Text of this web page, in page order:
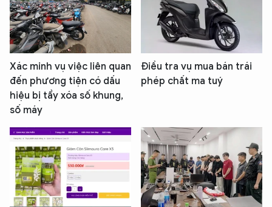
Xác minh vụ việc liên quan
đến phương tiện có dấu
hiệu bị tẩy xóa số khung,
số máy
Điều tra vụ mua bán trái
phép chất ma tuý